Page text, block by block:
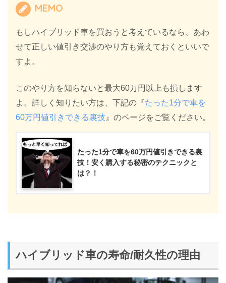
MEMO
もしハイブリッド車を買おうと考えているなら、あわ
せて正しい値引き交渉のやり方も覚えておくといいで
すよ。
このやり方を知らないと最大60万円以上も損します
よ。詳しく知りたい方は、下記の『たった1分で車を
60万円値引きできる裏技 』のページをご覧ください。
たった1分で車を60万円値引きできる裏
技！安く購入する秘密のテクニックと
は？！
ハイブリッド車の寿命/耐久性の理由